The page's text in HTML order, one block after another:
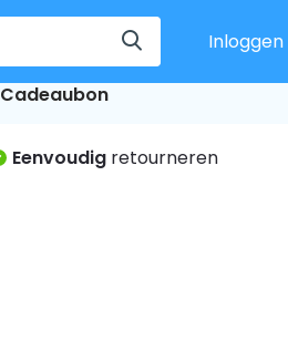
Inloggen
Cadeaubon
Eenvoudigretourneren